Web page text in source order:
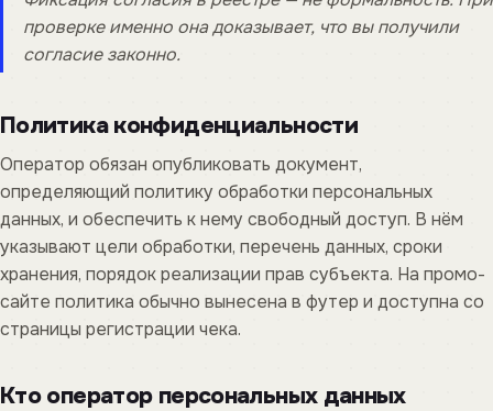
проверке именно она доказывает, что вы получили
согласие законно.
Политика конфиденциальности
Оператор обязан опубликовать документ,
определяющий политику обработки персональных
данных, и обеспечить к нему свободный доступ. В нём
указывают цели обработки, перечень данных, сроки
хранения, порядок реализации прав субъекта. На промо-
сайте политика обычно вынесена в футер и доступна со
страницы регистрации чека.
Кто оператор персональных данных